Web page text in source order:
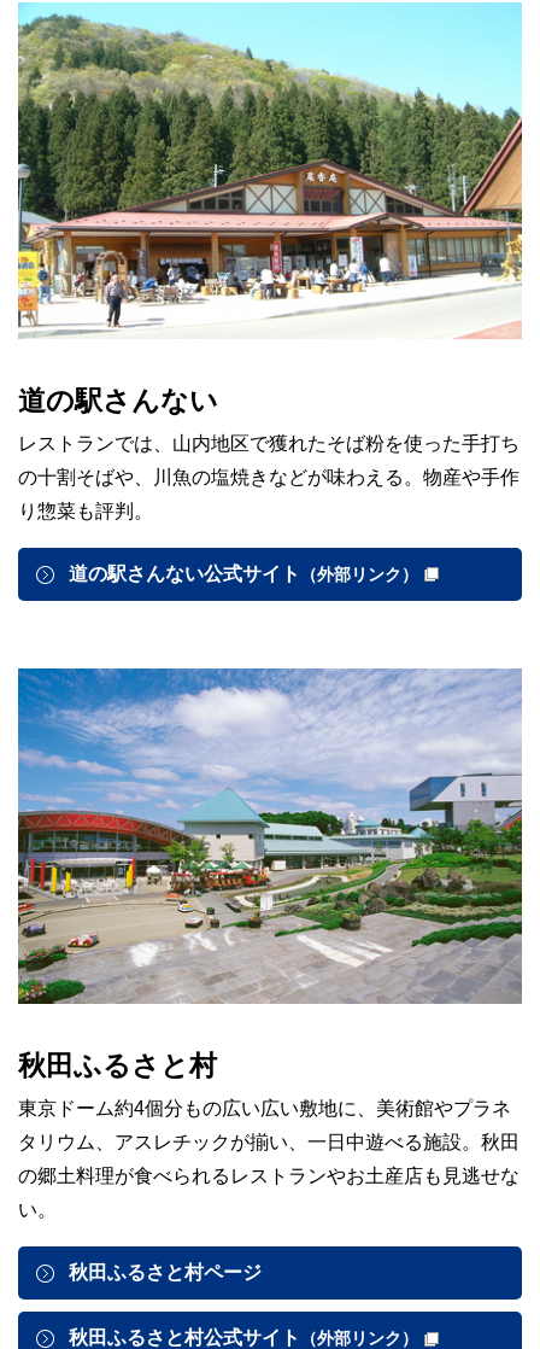
道の駅さんない
レストランでは、山内地区で獲れたそば粉を使った手打ち
の十割そばや、川魚の塩焼きなどが味わえる。物産や手作
り惣菜も評判。
道の駅さんない公式サイト （外部リンク）
秋田ふるさと村
東京ドーム約4個分もの広い広い敷地に、美術館やプラネ
タリウム、アスレチックが揃い、一日中遊べる施設。秋田
の郷土料理が食べられるレストランやお土産店も見逃せな
い。
秋田ふるさと村ページ
秋田ふるさと村公式サイト （外部リンク）